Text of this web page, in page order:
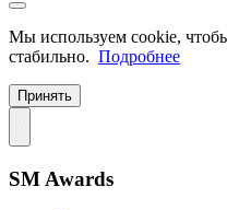
Мы используем cookie,
стабильно. Подробнее
Принять
SM Awards